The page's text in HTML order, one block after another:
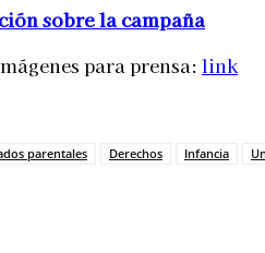
sobre la campaña
para prensa: link
parentales Derechos Infancia